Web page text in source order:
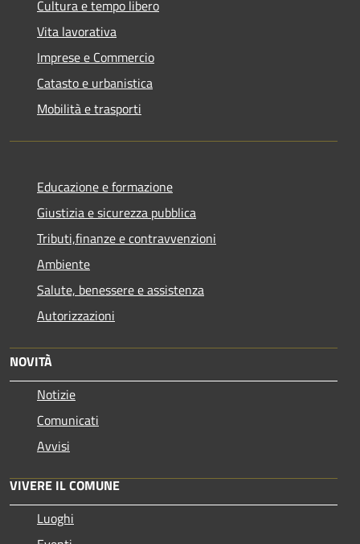
Cultura e tempo libero
Vita lavorativa
Imprese e Commercio
Catasto e urbanistica
Mobilità e trasporti
Educazione e formazione
Giustizia e sicurezza pubblica
Tributi,finanze e contravvenzioni
Ambiente
Salute, benessere e assistenza
Autorizzazioni
NOVITÀ
Notizie
Comunicati
Avvisi
VIVERE IL COMUNE
Luoghi